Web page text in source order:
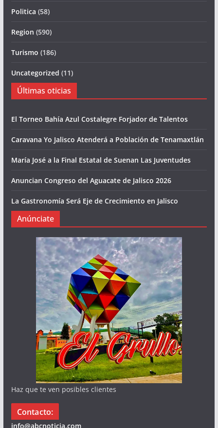
Politica (58)
Region (590)
Turismo (186)
Uncategorized (11)
Últimas oticias
El Torneo Bahía Azul Costalegre Forjador de Talentos
Caravana Yo Jalisco Atenderá a Población de Tenamaxtlán
María José a la Final Estatal de Suenan Las Juventudes
Anuncian Congreso del Aguacate de Jalisco 2026
La Gastronomía Será Eje de Crecimiento en Jalisco
Anúnciate
Haz que te ven posibles clientes
Contacto:
info@abcnoticia.com